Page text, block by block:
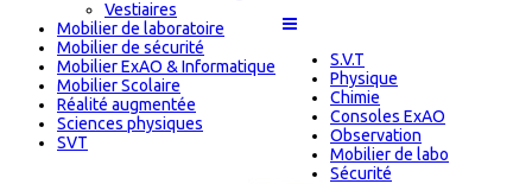
S.V.T
Physique
Chimie
Consoles ExAO
Observation
Mobilier de labo
Sécurité
Vestiaires
Mobilier de laboratoire
Mobilier de sécurité
Mobilier ExAO & Informatique
Mobilier Scolaire
Réalité augmentée
Sciences physiques
SVT